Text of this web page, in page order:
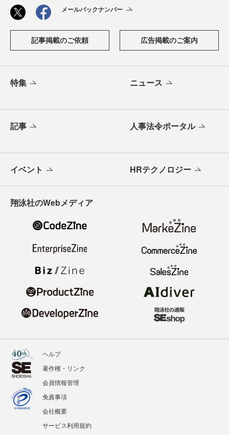
メールバックナンバー
記事掲載のご依頼 広告掲載のご案内
特集 ニュース
記事 人事法令ポータル
イベント HRテクノロジー
翔泳社のWebメディア
ヘルプ
著作権・リンク
会員情報管理
免責事項
会社概要
サービス利用規約